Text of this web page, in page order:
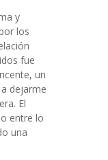
y
los
fue
un
dejarme
El
entre lo
una